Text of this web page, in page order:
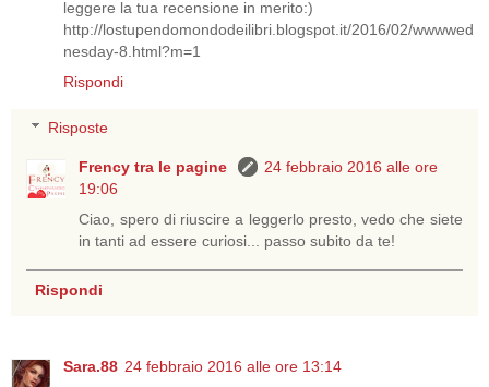
leggere la tua recensione in merito:)
http://lostupendomondodeilibri.blogspot.it/2016/02/wwwwed
nesday-8.html?m=1
Rispondi
Risposte
Frency tra le pagine
24 febbraio 2016 alle ore
19:06
Ciao, spero di riuscire a leggerlo presto, vedo che siete
in tanti ad essere curiosi... passo subito da te!
Rispondi
Sara.88 24 febbraio 2016 alle ore 13:14